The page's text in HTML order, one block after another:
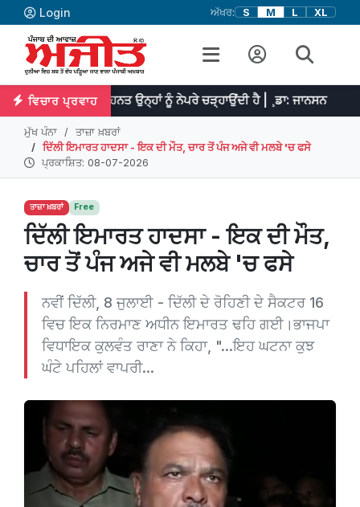
Login ਅੱਖਰ: S M L XL
ਵਿਚਾਰ ਪ੍ਰਵਾਹ
ਤੇ ਮਿਹਨਤ ਉਨ੍ਹਾਂ ਨੂੰ ਨੇਪਰੇ ਚੜ੍ਹਾਉਂਦੀ ਹੈ | ¸ਡਾ: ਜਾਨਸਨ ਪ੍ਰਤਿਭਾ
ਮੁੱਖ ਪੰਨਾ
ਤਾਜ਼ਾ ਖ਼ਬਰਾਂ
ਦਿੱਲੀ ਇਮਾਰਤ ਹਾਦਸਾ - ਇਕ ਦੀ ਮੌਤ, ਚਾਰ ਤੋਂ ਪੰਜ ਅਜੇ ਵੀ ਮਲਬੇ 'ਚ ਫਸੇ
ਪ੍ਰਕਾਸ਼ਿਤ: 08-07-2026
ਤਾਜ਼ਾ ਖ਼ਬਰਾਂ Free
ਦਿੱਲੀ ਇਮਾਰਤ ਹਾਦਸਾ - ਇਕ ਦੀ ਮੌਤ,
ਚਾਰ ਤੋਂ ਪੰਜ ਅਜੇ ਵੀ ਮਲਬੇ 'ਚ ਫਸੇ
ਨਵੀਂ ਦਿੱਲੀ, 8 ਜੁਲਾਈ - ਦਿੱਲੀ ਦੇ ਰੋਹਿਣੀ ਦੇ ਸੈਕਟਰ 16
ਵਿਚ ਇਕ ਨਿਰਮਾਣ ਅਧੀਨ ਇਮਾਰਤ ਢਹਿ ਗਈ।ਭਾਜਪਾ
ਵਿਧਾਇਕ ਕੁਲਵੰਤ ਰਾਣਾ ਨੇ ਕਿਹਾ, "...ਇਹ ਘਟਨਾ ਕੁਝ
ਘੰਟੇ ਪਹਿਲਾਂ ਵਾਪਰੀ...